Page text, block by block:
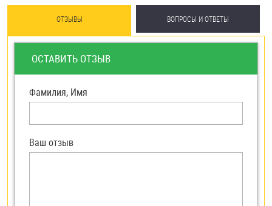
ОТЗЫВЫ ВОПРОСЫ И ОТВЕТЫ
ОСТАВИТЬ ОТЗЫВ
Фамилия, Имя
Ваш отзыв